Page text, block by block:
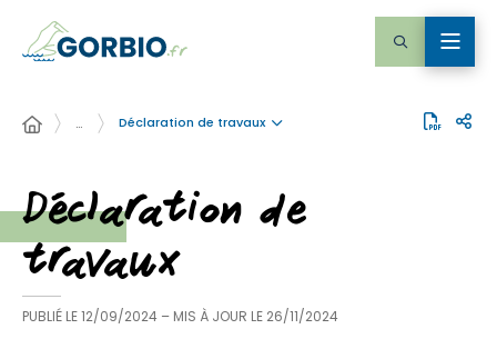
… Déclaration de travaux
Déclaration de
travaux
PUBLIÉ LE12/09/2024 – MIS À JOUR LE 26/11/2024